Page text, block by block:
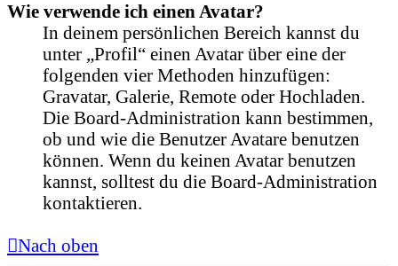
Wie verwende ich einen Avatar?
In deinem persönlichen Bereich kannst du
unter „Profil“ einen Avatar über eine der
folgenden vier Methoden hinzufügen:
Gravatar, Galerie, Remote oder Hochladen.
Die Board-Administration kann bestimmen,
ob und wie die Benutzer Avatare benutzen
können. Wenn du keinen Avatar benutzen
kannst, solltest du die Board-Administration
kontaktieren.
Nach oben